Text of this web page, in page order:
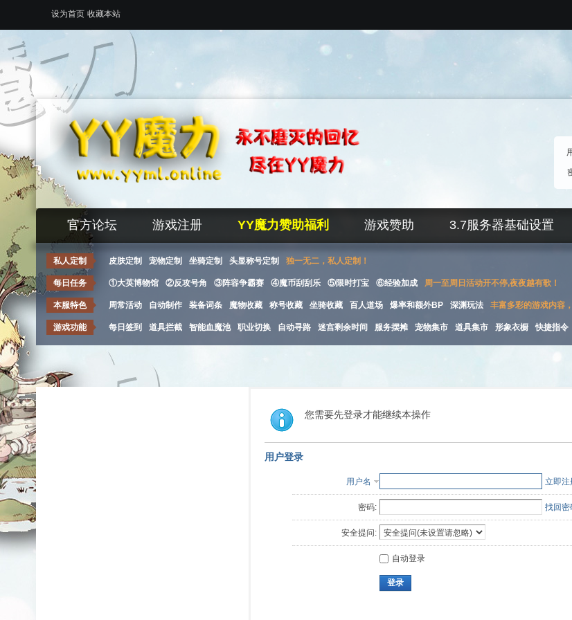
设为首页 收藏本站
官方论坛 游戏注册 YY魔力赞助福利 游戏赞助 3.7服务器基础设置
私人定制 皮肤定制 宠物定制 坐骑定制 头显称号定制 独一无二，私人定制！
每日任务 ①大英博物馆 ②反攻号角 ③阵容争霸赛 ④魔币刮刮乐 ⑤限时打宝 ⑥经验加成 周一至周日活动开不停,夜夜越有歌！
本服特色 周常活动 自动制作 装备词条 魔物收藏 称号收藏 坐骑收藏 百人道场 爆率和额外BP 深渊玩法 丰富多彩的游戏内容
游戏功能 每日签到 道具拦截 智能血魔池 职业切换 自动寻路 迷宫剩余时间 服务摆摊 宠物集市 道具集市 形象衣橱 快捷指令
您需要先登录才能继续本操作
用户登录
用户名 立即注
密码: 找回密
安全提问:
自动登录
登录